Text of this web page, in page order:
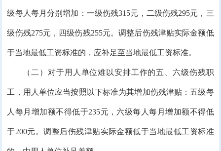
级每人每月分别增加：一级伤残315元，二级伤残295元，三
级伤残275元，四级伤残255元。调整后伤残津贴实际金额低
于当地最低工资标准的，应补足至当地最低工资标准。
（二）对于用人单位难以安排工作的五、六级伤残职
工，用人单位应当按照以下标准为其增加伤残津贴：五级每
人每月增加额不得低于235元，六级每人每月增加额不得低
于200元。调整后伤残津贴实际金额低于当地最低工资标准